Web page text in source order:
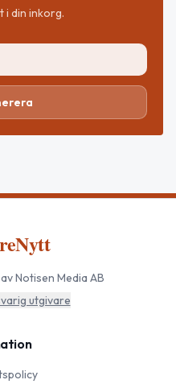
i din inkorg.
Notisen Media AB
utgivare